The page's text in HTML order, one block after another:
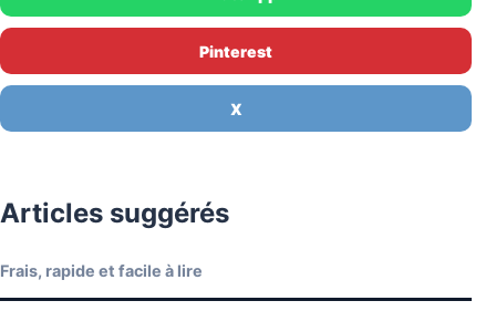
Pinterest
X
Articles suggérés
Frais, rapide et facile à lire